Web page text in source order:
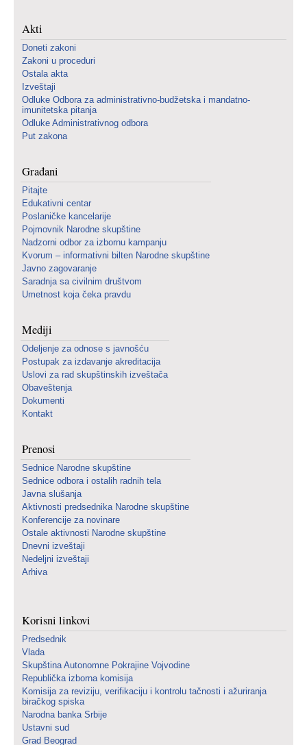
Akti
Doneti zakoni
Zakoni u proceduri
Ostala akta
Izveštaji
Odluke Odbora za administrativno-budžetska i mandatno-
imunitetska pitanja
Odluke Administrativnog odbora
Put zakona
Građani
Pitajte
Edukativni centar
Poslaničke kancelarije
Pojmovnik Narodne skupštine
Nadzorni odbor za izbornu kampanju
Kvorum – informativni bilten Narodne skupštine
Javno zagovaranje
Saradnja sa civilnim društvom
Umetnost koja čeka pravdu
Mediji
Odeljenje za odnose s javnošću
Postupak za izdavanje akreditacija
Uslovi za rad skupštinskih izveštača
Obaveštenja
Dokumenti
Kontakt
Prenosi
Sednice Narodne skupštine
Sednice odbora i ostalih radnih tela
Javna slušanja
Aktivnosti predsednika Narodne skupštine
Konferencije za novinare
Ostale aktivnosti Narodne skupštine
Dnevni izveštaji
Nedeljni izveštaji
Arhiva
Korisni linkovi
Predsednik
Vlada
Skupština Autonomne Pokrajine Vojvodine
Republička izborna komisija
Komisija za reviziju, verifikaciju i kontrolu tačnosti i ažuriranja
biračkog spiska
Narodna banka Srbije
Ustavni sud
Grad Beograd